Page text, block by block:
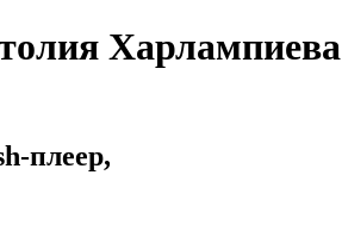
Харлампиева
плеер,